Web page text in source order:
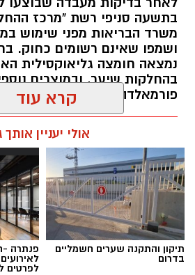
בתשעה סניפי רשת "מרכז
משרד הבריאות מפני שימוש
ושמפו שאינם רשומים כחוק.
נמצאה חומצה גליאוקסילית
בהחלקות שיער, ובמוצרים
פורמאלדהיד - חומר המוגדר
תגים:משרד הבריאות חומרים
ההחלקות
קרא עוד
אולי יעניין אותך
תיקון והתקנה שערים חשמליים
בדרום
פנתרה -
לפרטים